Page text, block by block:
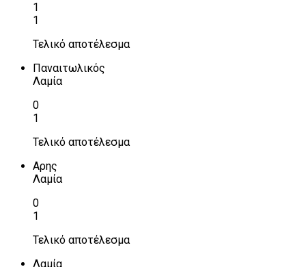
1
1
Τελικό αποτέλεσμα
Παναιτωλικός
Λαμία
0
1
Τελικό αποτέλεσμα
Αρης
Λαμία
0
1
Τελικό αποτέλεσμα
Λαμία